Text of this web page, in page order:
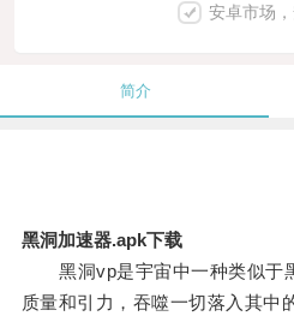
安卓市场
简介
黑洞加速器.apk下载
黑洞vp是宇宙中一种类似于
质量和引力，吞噬一切落入其中